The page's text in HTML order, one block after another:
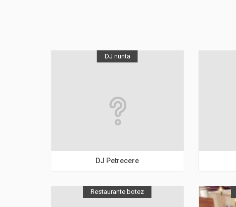
DJ nunta
Bucuresti
DJ Petrecere
Restaurante botez